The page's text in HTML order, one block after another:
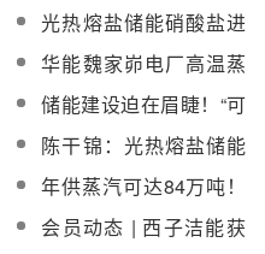
储能获利空间有限！华
东区域“两个细则”的影响
与启示
光热熔盐储能硝酸盐进
入紧缺新时代
华能魏家峁电厂高温蒸
汽熔盐储热调峰示范工
程换热器、储罐公开招
标
储能建设迫在眉睫！“可
再生能源+储能”寻求协
同发展
陈干锦：光热熔盐储能
在安全性和电网匹配性
上更具优势
年供蒸汽可达84万吨！
国内在建最大规模熔盐
储能项目产汽试运行！
会员动态 | 西子洁能获